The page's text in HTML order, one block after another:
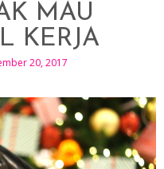
MAU
KERJA
20, 2017